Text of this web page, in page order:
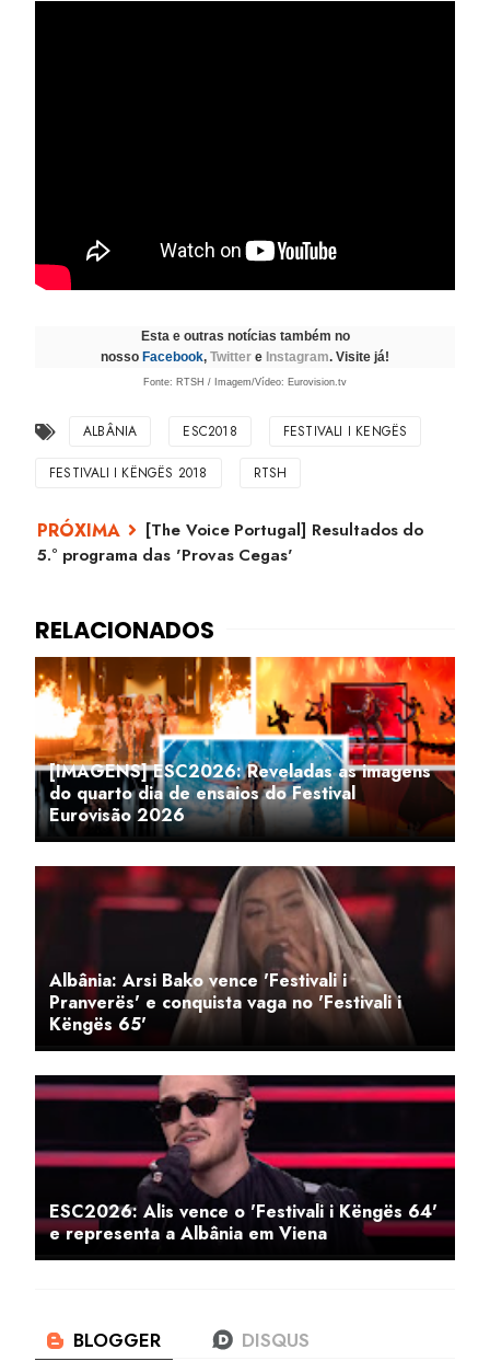
Esta e outras notícias também no
nosso Facebook, Twitter e Instagram. Visite já!
Fonte: RTSH / Imagem/Vídeo: Eurovision.tv
ALBÂNIA ESC2018 FESTIVALI I KENGËS
FESTIVALI I KËNGËS 2018 RTSH
[The Voice Portugal] Resultados do
5.º programa das 'Provas Cegas'
[IMAGENS] ESC2026: Reveladas as imagens
do quarto dia de ensaios do Festival
Eurovisão 2026
Albânia: Arsi Bako vence 'Festivali i
Pranverës' e conquista vaga no 'Festivali i
Këngës 65'
ESC2026: Alis vence o 'Festivali i Këngës 64'
e representa a Albânia em Viena